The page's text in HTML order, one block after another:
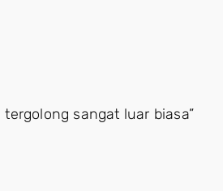
sangat luar biasa”